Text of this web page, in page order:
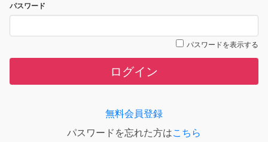
パスワード
パスワードを表示する
ログイン
無料会員登録
パスワードを忘れた方はこちら